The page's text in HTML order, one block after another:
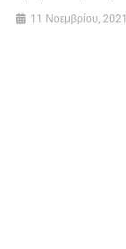
11 Νοεμβρίου, 2021